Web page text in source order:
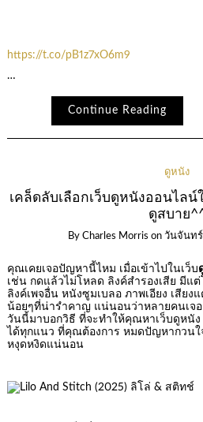
https://t.co/pB1z7xO6m9
…
Continue Reading
ดูหนัง
เคล็ดลับเลือกเว็บดูหนังออนไลน์
ดูสบาย
By Charles Morris on วันจันทร์
คุณเคยเจอปัญหานี้ไหม เมื่อเข้าไปในเว็บ
เช่น กดแล้วไม่โหลด ลิงค์สำรองเสีย มีแ
ลิงค์เพจอื่น หนังซูมเบลอ ภาพเอียง เสียง
น้อยๆที่น่ารำคาญ แน่นอนว่าหลายคนเจ
วันนี้มาบอกวิธี ที่จะทำให้คุณหาเว็บดูหนั
ได้ทุกแนว ที่คุณต้องการ หมดปัญหากวนใ
หงุดหงิดแน่นอน